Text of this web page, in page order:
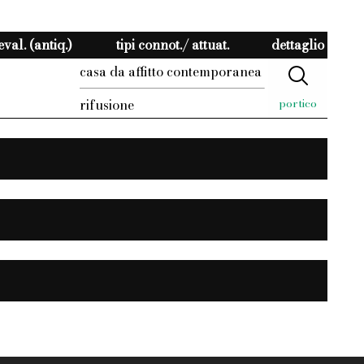
(antiq.) tipi connot./ attuat.
dettaglio
casa da affitto contemporanea
rifusione
portico